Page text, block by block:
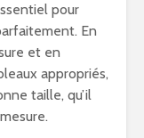
pour
En
et en
appropriés,
taille, qu’il